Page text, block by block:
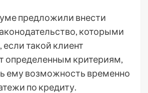
предложили внести
которыми
такой клиент
определенным критериям,
ему возможность временно
по кредиту.